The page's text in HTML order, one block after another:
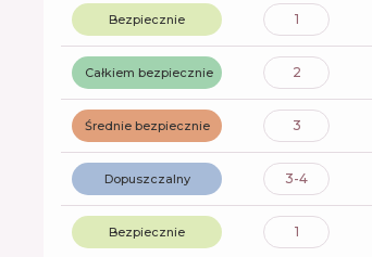
Bezpiecznie 1
Całkiem bezpiecznie 2
Średnie bezpiecznie 3
Dopuszczalny 3-4
Bezpiecznie 1